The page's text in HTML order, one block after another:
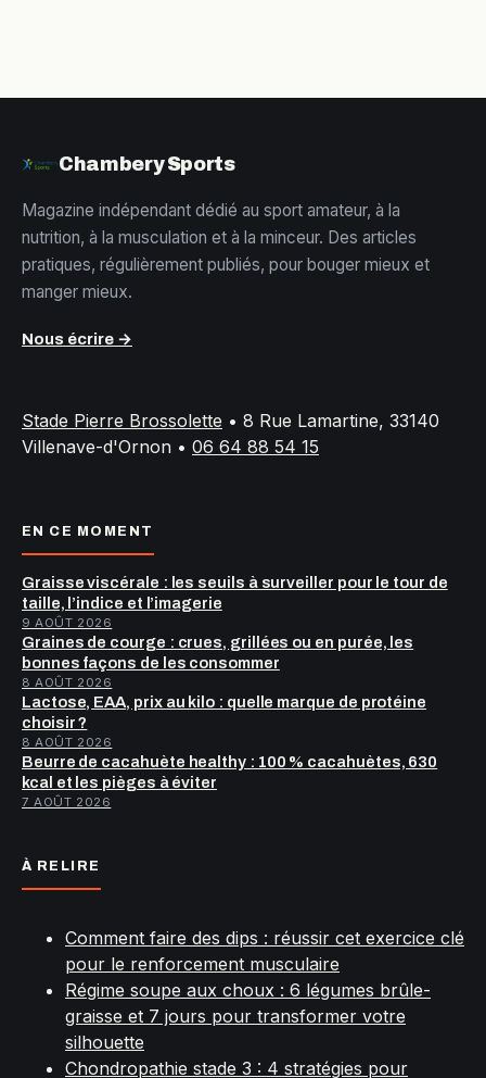
Chambery Sports
Magazine indépendant dédié au sport amateur, à la
nutrition, à la musculation et à la minceur. Des articles
pratiques, régulièrement publiés, pour bouger mieux et
manger mieux.
Nous écrire →
Stade Pierre Brossolette • 8 Rue Lamartine, 33140
Villenave-d'Ornon • 06 64 88 54 15
EN CE MOMENT
Graisse viscérale : les seuils à surveiller pour le tour de
taille, l’indice et l’imagerie
9 AOÛT 2026
Graines de courge : crues, grillées ou en purée, les
bonnes façons de les consommer
8 AOÛT 2026
Lactose, EAA, prix au kilo : quelle marque de protéine
choisir ?
8 AOÛT 2026
Beurre de cacahuète healthy : 100 % cacahuètes, 630
kcal et les pièges à éviter
7 AOÛT 2026
À RELIRE
Comment faire des dips : réussir cet exercice clé
pour le renforcement musculaire
Régime soupe aux choux : 6 légumes brûle-
graisse et 7 jours pour transformer votre
silhouette
Chondropathie stade 3 : 4 stratégies pour